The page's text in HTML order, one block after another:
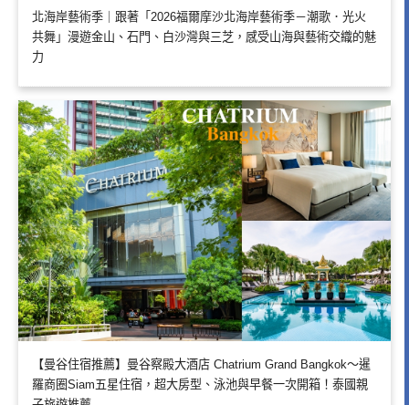
北海岸藝術季｜跟著「2026福爾摩沙北海岸藝術季－潮歌．光火
共舞」漫遊金山、石門、白沙灣與三芝，感受山海與藝術交織的魅
力
【曼谷住宿推薦】曼谷察殿大酒店 Chatrium Grand Bangkok～暹
羅商圈Siam五星住宿，超大房型、泳池與早餐一次開箱！泰國親